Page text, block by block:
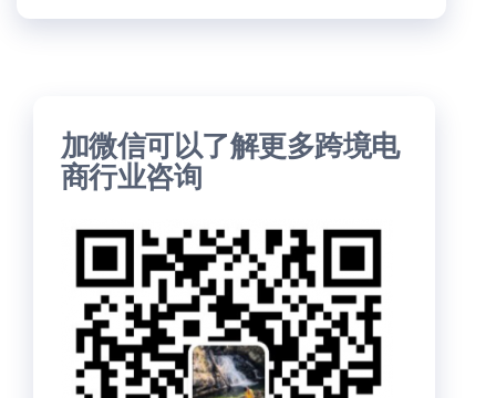
加微信可以了解更多跨境电
商行业咨询